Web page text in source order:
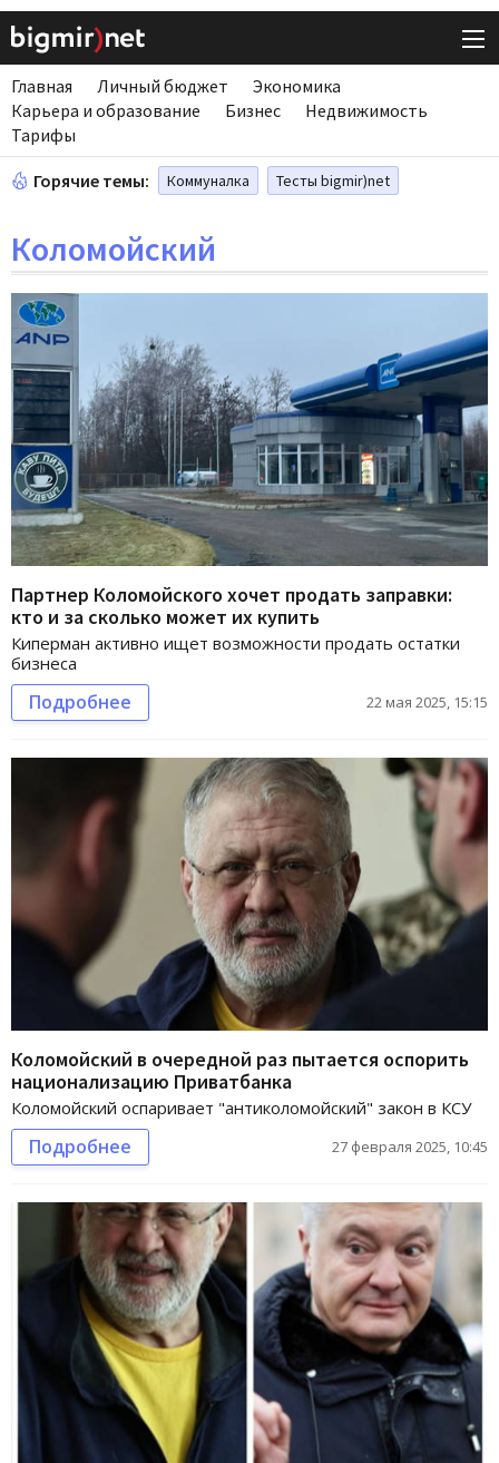
Главная Личный бюджет
Экономика
Карьера и образование
Бизнес
Недвижимость
Тарифы
Горячие темы: Коммуналка Тесты bigmir)net
Коломойский
Партнер Коломойского хочет продать заправки:
кто и за сколько может их купить
Киперман активно ищет возможности продать остатки
бизнеса
Подробнее 22 мая 2025, 15:15
Коломойский в очередной раз пытается оспорить
национализацию Приватбанка
Коломойский оспаривает "антиколомойский" закон в КСУ
Подробнее 27 февраля 2025, 10:45